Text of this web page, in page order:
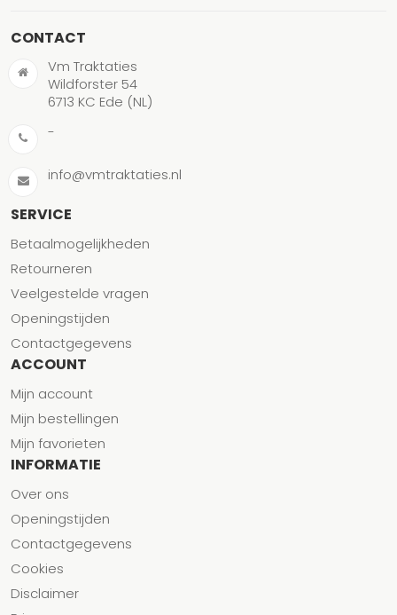
CONTACT
Vm Traktaties
Wildforster 54
6713 KC Ede (NL)
-
info@vmtraktaties.nl
SERVICE
Betaalmogelijkheden
Retourneren
Veelgestelde vragen
Openingstijden
Contactgegevens
ACCOUNT
Mijn account
Mijn bestellingen
Mijn favorieten
INFORMATIE
Over ons
Openingstijden
Contactgegevens
Cookies
Disclaimer